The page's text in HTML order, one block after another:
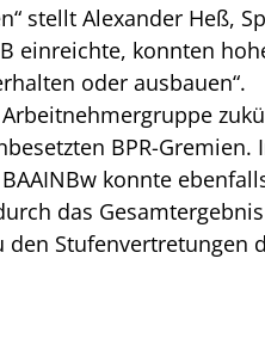
stellt Alexander Heß,
einreichte, konnten
oder ausbauen“.
BPR-Gremien.
konnte
das
Stufenvertretungen